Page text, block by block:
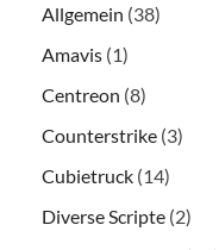
Allgemein (38)
Amavis (1)
Centreon (8)
Counterstrike (3)
Cubietruck (14)
Diverse Scripte (2)